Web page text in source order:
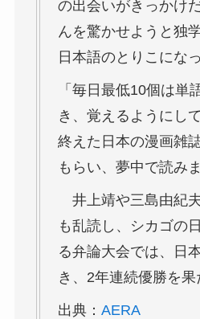
の出会いがきっかけ
んを驚かせようと独
日本語のとりこになっ
「毎日最低10個は単
き、覚えるようにし
終えた日本の漫画雑
もらい、夢中で読み
井上靖や三島由紀
も乱読し、シカゴの
る弁論大会では、日
き、2年連続優勝を果
出典： AERA